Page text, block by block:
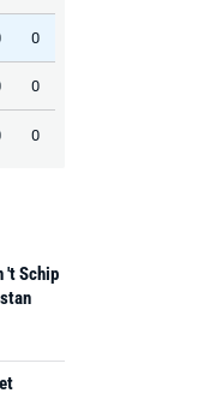
0
0
0
't Schip